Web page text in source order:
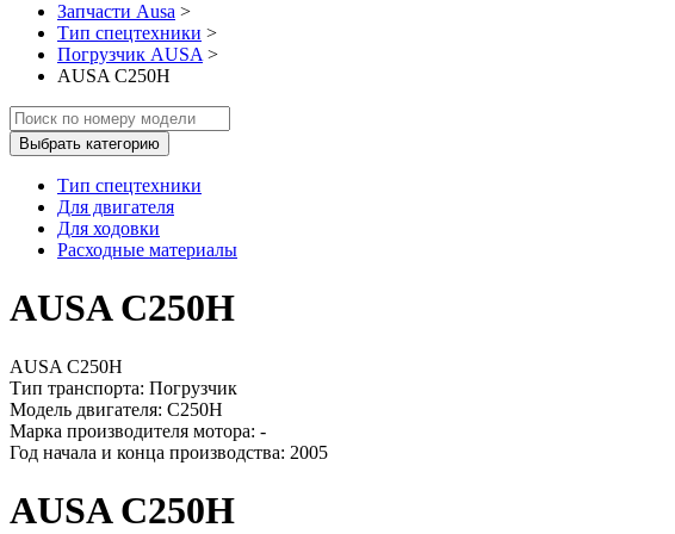
Запчасти Ausa >
Тип спецтехники >
Погрузчик AUSA >
AUSA C250H
Выбрать категорию
Тип спецтехники
Для двигателя
Для ходовки
Расходные материалы
AUSA C250H
AUSA C250H
Тип транспорта: Погрузчик
Модель двигателя: C250H
Марка производителя мотора: -
Год начала и конца производства: 2005
AUSA C250H